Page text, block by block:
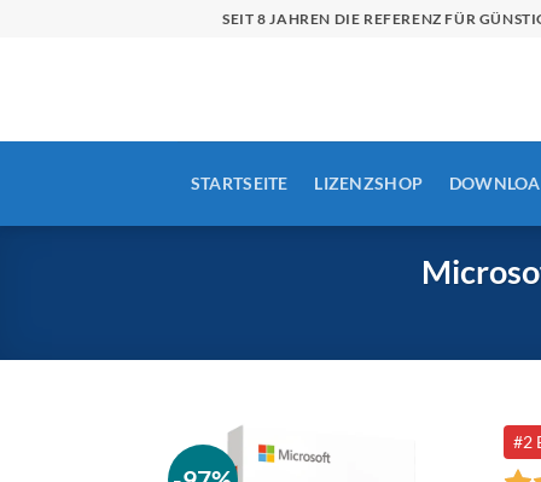
SEIT 8 JAHREN DIE REFERENZ FÜR
STARTSEITE LIZENZSHOP
#2